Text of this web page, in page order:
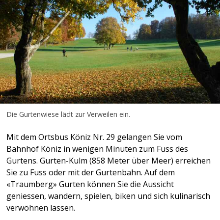
Die Gurtenwiese lädt zur Verweilen ein.
Mit dem Ortsbus Köniz Nr. 29 gelangen Sie vom
Bahnhof Köniz in wenigen Minuten zum Fuss des
Gurtens. Gurten-Kulm (858 Meter über Meer) erreichen
Sie zu Fuss oder mit der Gurtenbahn. Auf dem
«Traumberg» Gurten können Sie die Aussicht
geniessen, wandern, spielen, biken und sich kulinarisch
verwöhnen lassen.